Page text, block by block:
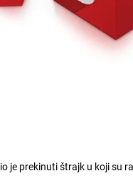
je prekinuti štrajk u koji su